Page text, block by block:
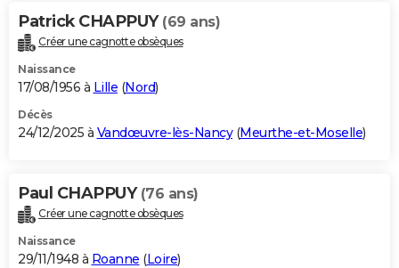
Bricolage
Lifestyle
Culture
Sport
Auto
Television
Voyage
Cinema
Patrick CHAPPUY (69 ans)
Créer une cagnotte obsèques
Naissance
17/08/1956 à Lille (Nord)
Décès
24/12/2025 à Vandœuvre-lès-Nancy(Meurthe-et-Moselle)
Paul CHAPPUY (76 ans)
Créer une cagnotte obsèques
Naissance
29/11/1948 à Roanne (Loire)